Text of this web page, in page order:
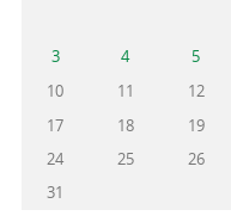
3
4 5
10
11 12
17
18 19
24
25 26
31